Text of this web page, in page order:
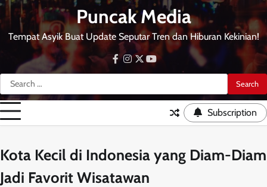
Skip
to
content
Puncak Media
Tempat Asyik Buat Update Seputar Tren dan Hiburan Kekinian!
Search
for:
facebook
instagram
twitteryoutube
Subscription
Kota Kecil di Indonesia yang Diam-Diam
Jadi Favorit Wisatawan